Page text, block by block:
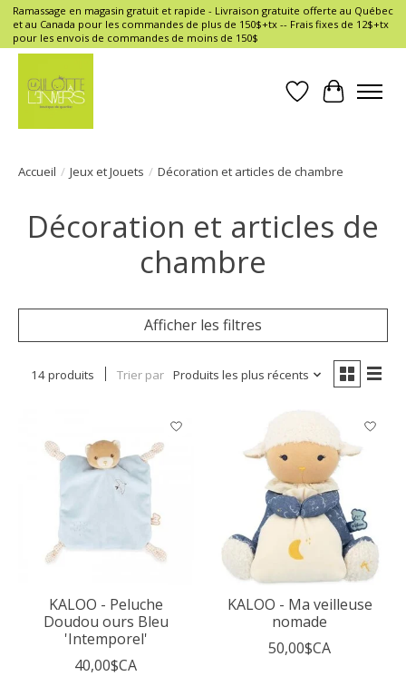
Ramassage en magasin gratuit et rapide - Livraison gratuite offerte au Québec
et au Canada pour les commandes de plus de 150$+tx -- Frais fixes de 12$+tx
pour les envois de commandes de moins de 150$
Liste dePanier
Accueil / Jeux et Jouets / Décoration et articles de chambre
Décoration et articles de
chambre
Afficher les filtres
14 produits Trier par Produits les plus récents
KALOO - Peluche
Doudou ours Bleu
'Intemporel'
40,00$CA
KALOO - Ma veilleuse
nomade
50,00$CA